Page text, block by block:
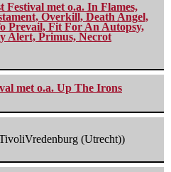
Festival met o.a. In Flames,
Overkill, Death Angel,
Prevail, Fit For An Autopsy,
Alert, Primus, Necrot
met o.a. Up The Irons
(Utrecht))